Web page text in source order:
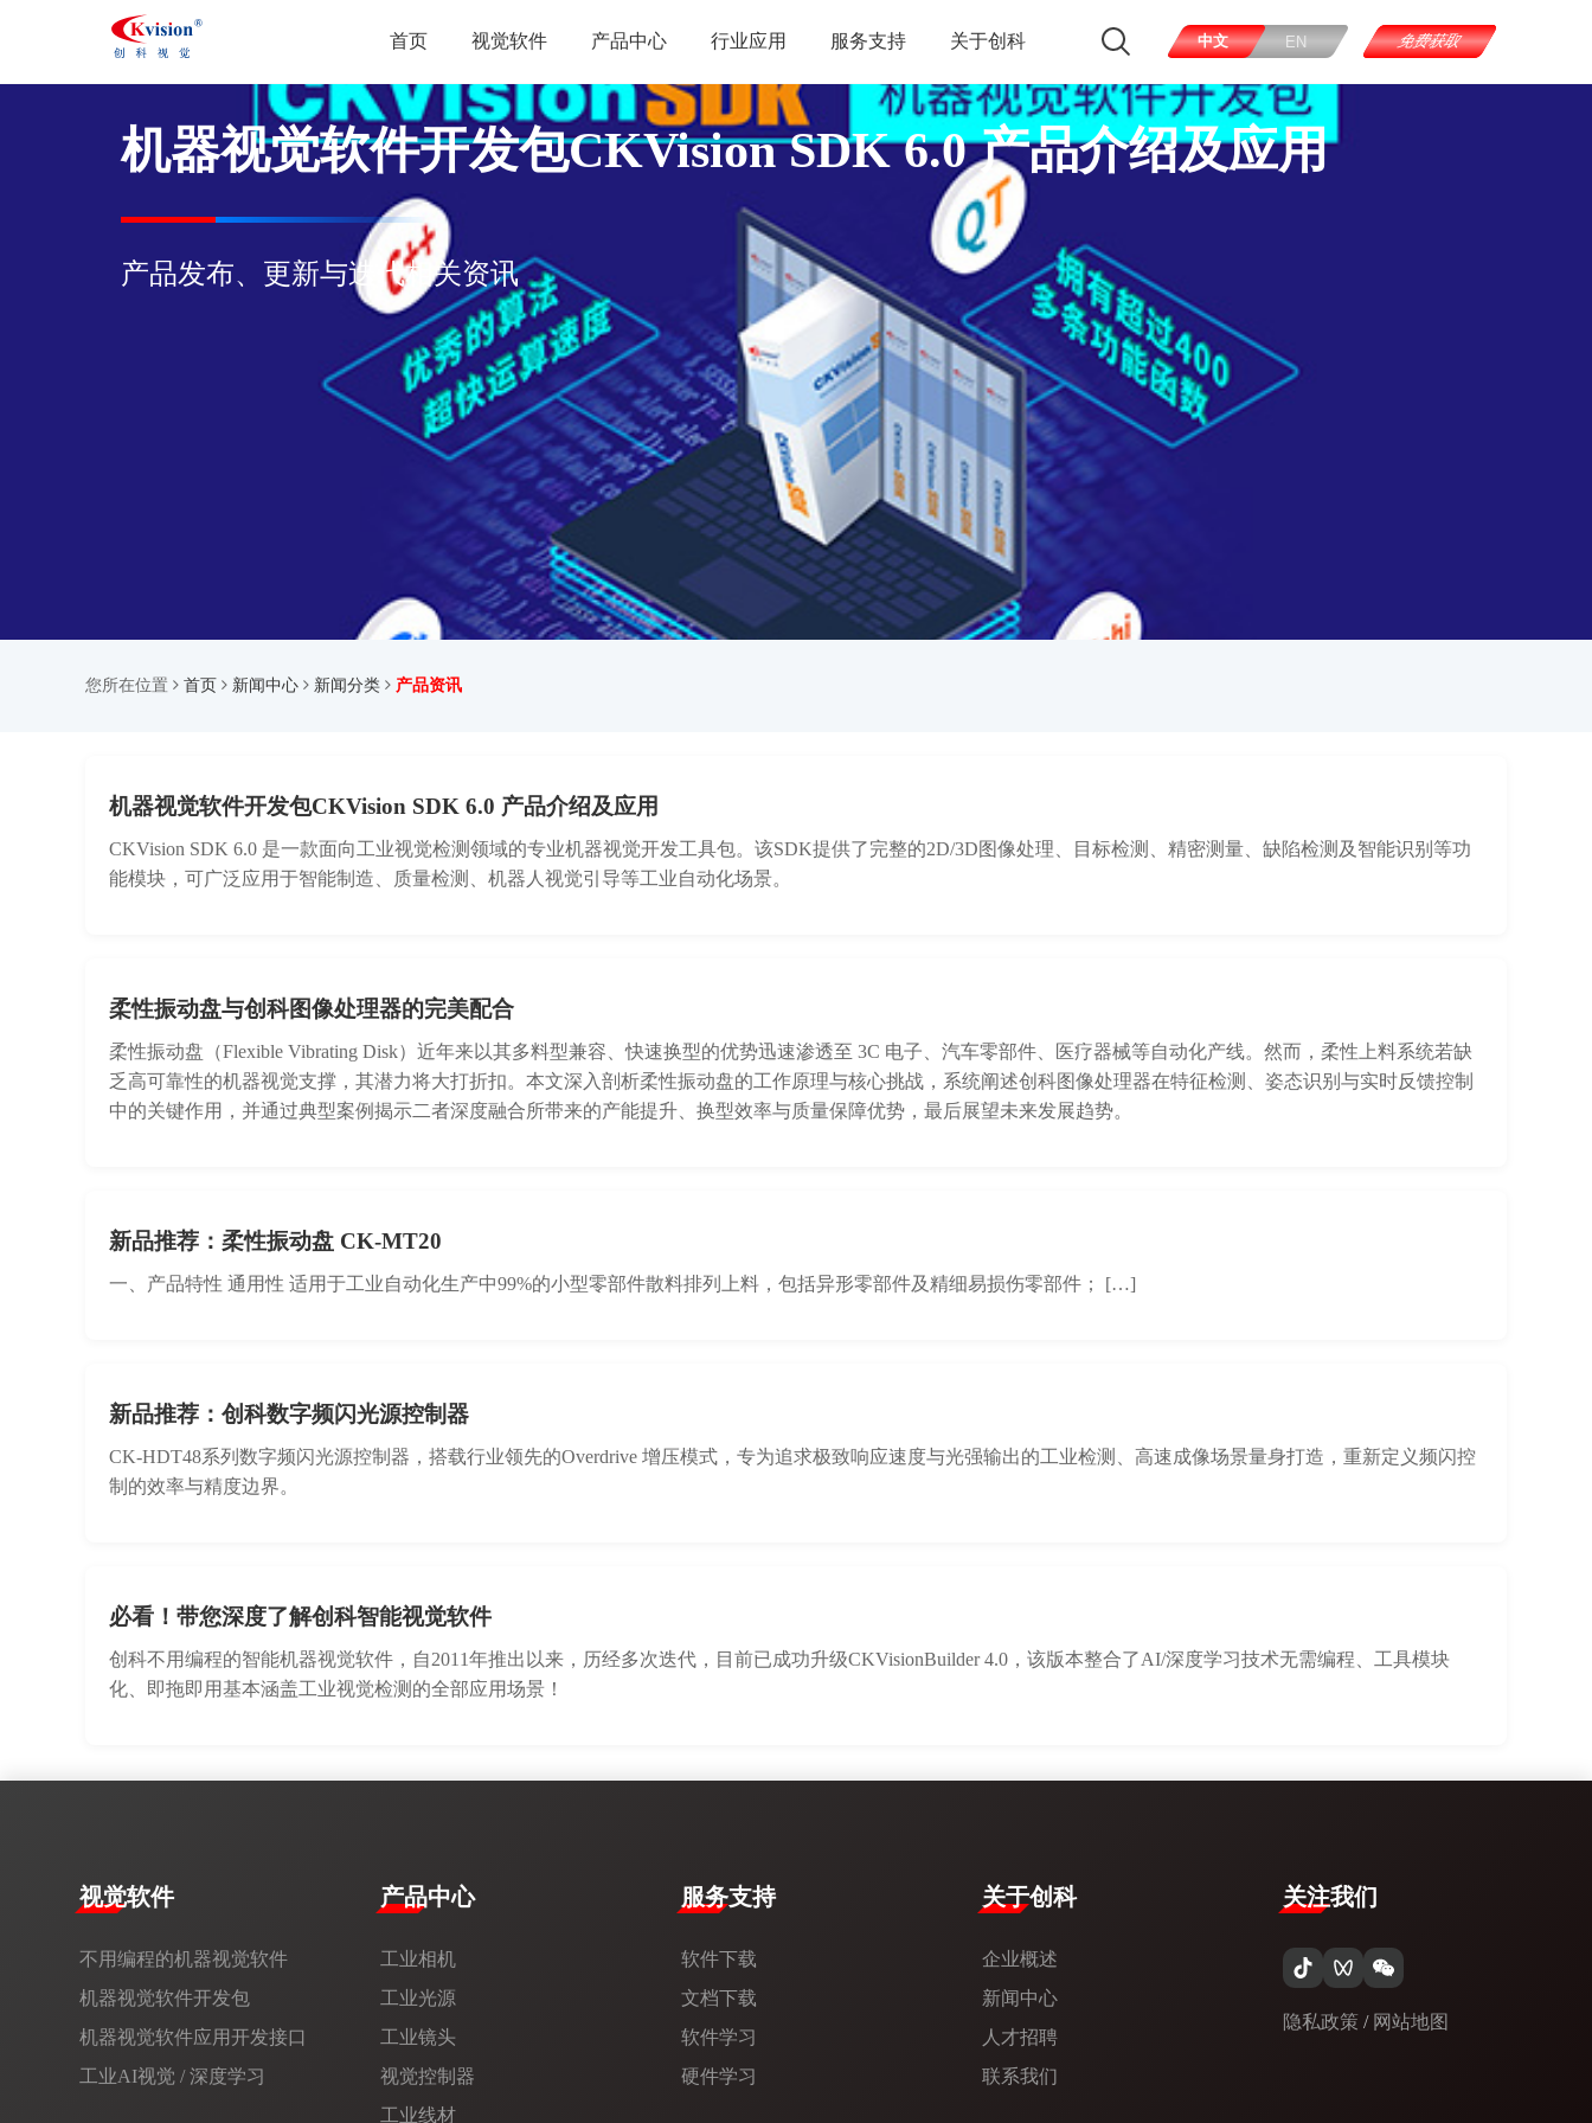
首页 视觉软件 产品中心 行业应用 服务支持 关于创科 中文 EN 免费获取
机器视觉软件开发包CKVision SDK 6.0 产品介绍及应用
产品发布、更新与迭代相关资讯
您所在位置 首页 新闻中心 新闻分类 产品资讯
机器视觉软件开发包CKVision SDK 6.0 产品介绍及应用
CKVision SDK 6.0 是一款面向工业视觉检测领域的专业机器视觉开发工具包。该SDK提供了完整的2D/3D图像处理、目标检测、精密测量、缺陷检测及智能识别等功
能模块，可广泛应用于智能制造、质量检测、机器人视觉引导等工业自动化场景。
柔性振动盘与创科图像处理器的完美配合
柔性振动盘（Flexible Vibrating Disk）近年来以其多料型兼容、快速换型的优势迅速渗透至 3C 电子、汽车零部件、医疗器械等自动化产线。然而，柔性上料系统若缺
乏高可靠性的机器视觉支撑，其潜力将大打折扣。本文深入剖析柔性振动盘的工作原理与核心挑战，系统阐述创科图像处理器在特征检测、姿态识别与实时反馈控制
中的关键作用，并通过典型案例揭示二者深度融合所带来的产能提升、换型效率与质量保障优势，最后展望未来发展趋势。
新品推荐：柔性振动盘 CK-MT20
一、产品特性 通用性 适用于工业自动化生产中99%的小型零部件散料排列上料，包括异形零部件及精细易损伤零部件； […]
新品推荐：创科数字频闪光源控制器
CK-HDT48系列数字频闪光源控制器，搭载行业领先的Overdrive 增压模式，专为追求极致响应速度与光强输出的工业检测、高速成像场景量身打造，重新定义频闪控
制的效率与精度边界。
必看！带您深度了解创科智能视觉软件
创科不用编程的智能机器视觉软件，自2011年推出以来，历经多次迭代，目前已成功升级CKVisionBuilder 4.0，该版本整合了AI/深度学习技术无需编程、工具模块
化、即拖即用基本涵盖工业视觉检测的全部应用场景！
视觉软件
不用编程的机器视觉软件
机器视觉软件开发包
机器视觉软件应用开发接口
工业AI视觉 / 深度学习
产品中心
工业相机
工业光源
工业镜头
视觉控制器
工业线材
服务支持
软件下载
文档下载
软件学习
硬件学习
​关于创科​
企业概述
新闻中心​
人才招聘
联系我们
关注我们
隐私政策 / 网站地图